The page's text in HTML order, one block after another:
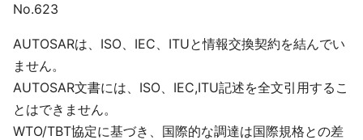
No.623
AUTOSARは、ISO、IEC、ITUと情報交換契約を結んでい
ません。
AUTOSAR文書には、ISO、IEC,ITU記述を全文引用するこ
とはできません。
WTO/TBT協定に基づき、国際的な調達は国際規格との差